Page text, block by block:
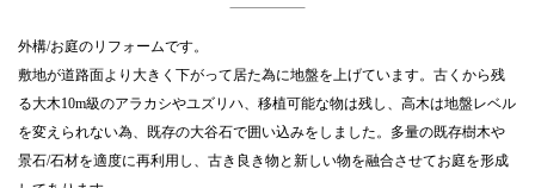
外構/お庭のリフォームです。
敷地が道路面より大きく下がって居た為に地盤を上げています。古くから残
る大木10m級のアラカシやユズリハ、移植可能な物は残し、高木は地盤レベル
を変えられない為、既存の大谷石で囲い込みをしました。多量の既存樹木や
景石/石材を適度に再利用し、古き良き物と新しい物を融合させてお庭を形成